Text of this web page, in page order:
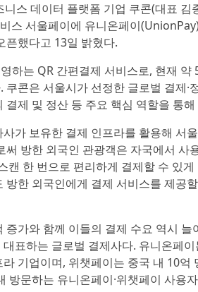
니스 데이터 플랫폼 기업 쿠콘(대표
스 서울페이에 유니온페이
픈했다고 13일 밝혔다.
하는 QR 간편결제 서비스로, 현재
쿠콘은 서울시가 선정한 글로벌 결제
결제 및 정산 등 주요 핵심 역할을 통
가 보유한 결제 인프라를 활용해 서
써 방한 외국인 관광객은 자국에서 사
캔 한 번으로 편리하게 결제할 수 있
방한 외국인에게 결제 서비스를 제공
증가와 함께 이들의 결제 수요 역시
표하는 글로벌 결제사다. 유니온페
기업이며, 위챗페이는 중국 내 10
방문하는 유니온페이·위챗페이 사용